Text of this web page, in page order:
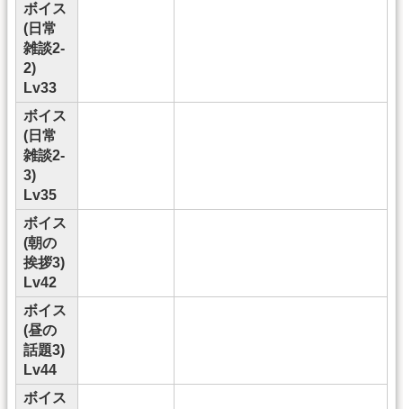
ボイス
(日常
雑談2-
2)
Lv33
ボイス
(日常
雑談2-
3)
Lv35
ボイス
(朝の
挨拶3)
Lv42
ボイス
(昼の
話題3)
Lv44
ボイス